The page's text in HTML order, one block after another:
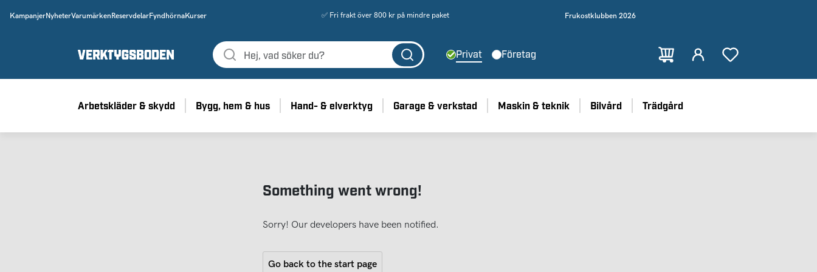
KampanjerNyheterVarumärken ReservdelarFyndhörnaKurser ✅ Fri frakt över 800 kr på mindre paket Frukostklubben 2026
Privat Företag
Arbetskläder & skydd Bygg, hem & hus Hand- & elverktyg Garage & verkstad Maskin & teknik Bilvård Trädgård
Something went wrong!
Sorry! Our developers have been notified.
Go back to the start page